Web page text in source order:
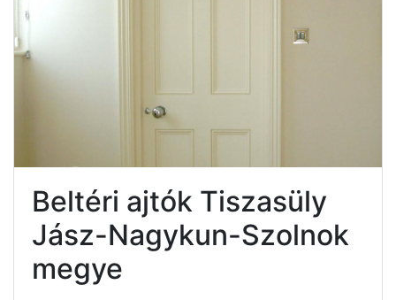
Beltéri ajtók Tiszasüly
Jász-Nagykun-Szolnok
megye